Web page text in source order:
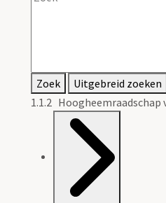
Zoek
Uitgebreid zoeken
1.1.2 Hoogheemraadschap